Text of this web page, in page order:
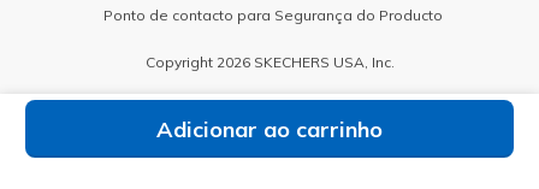
Adicionar ao carrinho
Ponto de contacto para Segurança do Producto
Copyright 2026 SKECHERS USA, Inc.